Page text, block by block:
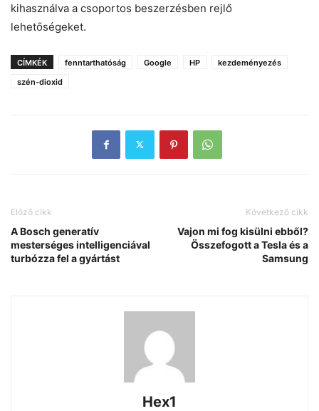
kihasználva a csoportos beszerzésben rejlő
lehetőségeket.
CÍMKÉK fenntarthatóság Google HP
kezdeményezés
szén-dioxid
Előző cikk
A Bosch generatív
mesterséges intelligenciával
turbózza fel a gyártást
Következő cikk
Vajon mi fog kisülni ebből?
Összefogott a Tesla és a
Samsung
Hex1